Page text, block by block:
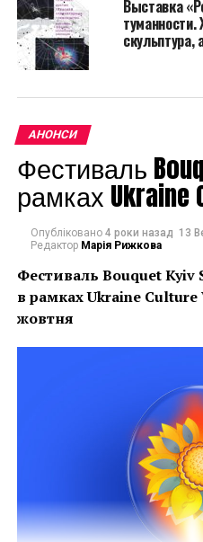
“Механіка буття”, 2018
Техники коллажа и
имеют определенные
французского
Собирая различные
единую композицию,
изображение, по
Художник может
Выставка
скульптура,
АНОНСИ
Фестиваль
рамках Ukraine
Опубліковано 4 роки назад 13
Редактор Марія Рижкова
Фестиваль Bouquet Kyiv
в рамкахUkraine Culture
жовтня